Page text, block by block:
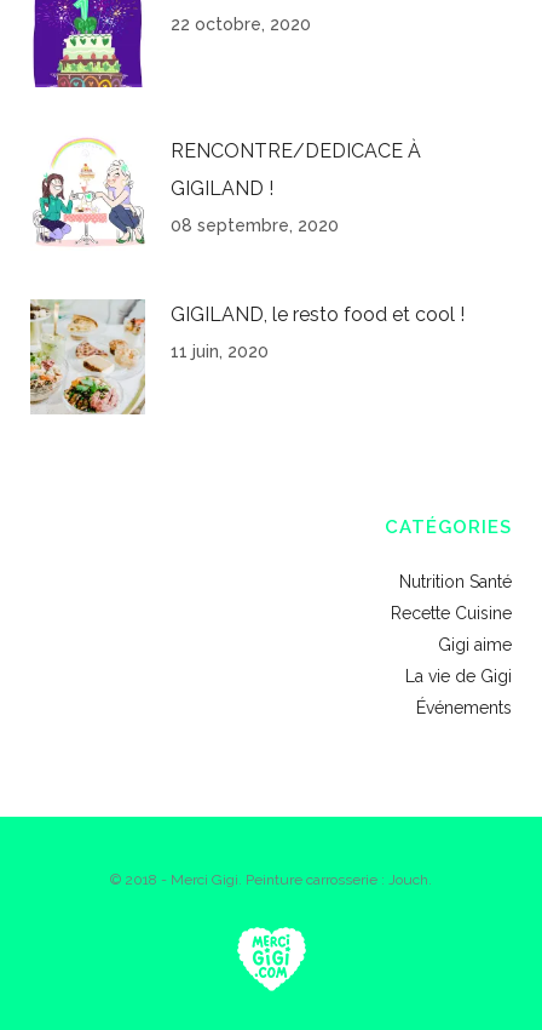
22 octobre, 2020
RENCONTRE/DEDICACE À
GIGILAND !
08 septembre, 2020
GIGILAND, le resto food et cool !
11 juin, 2020
CATÉGORIES
Nutrition Santé
Recette Cuisine
Gigi aime
La vie de Gigi
Événements
© 2018 - Merci Gigi. Peinture carrosserie : Jouch.